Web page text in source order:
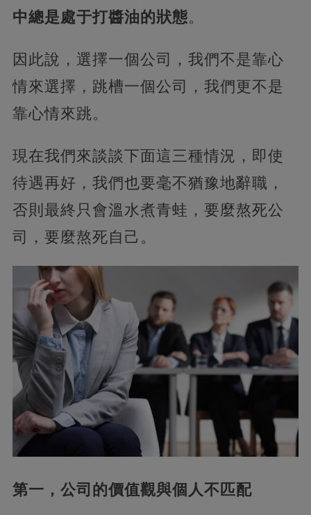
中總是處于打醬油的狀態。
因此說，選擇一個公司，我們不是靠心
情來選擇，跳槽一個公司，我們更不是
靠心情來跳。
現在我們來談談下面這三種情況，即使
待遇再好，我們也要毫不猶豫地辭職，
否則最終只會溫水煮青蛙，要麼熬死公
司，要麼熬死自己。
第一，公司的價值觀與個人不匹配